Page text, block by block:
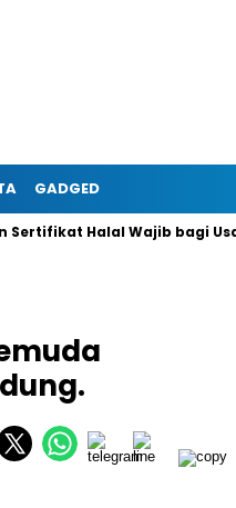
GADGED
Halal Wajib bagi Usaha